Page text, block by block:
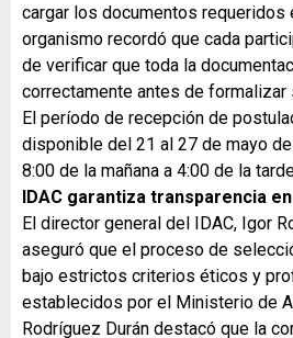
cargar los documentos requeridos
organismo recordó que cada
de verificar que toda la
correctamente antes de formalizar
El período de recepción de
disponible del 21 al 27 de mayo
8:00 de la mañana a 4:00 de la
IDAC garantiza transparencia
El director general del IDAC, Igor
aseguró que el proceso de
bajo estrictos criterios éticos y
establecidos por el Ministerio de
Rodríguez Durán destacó que la